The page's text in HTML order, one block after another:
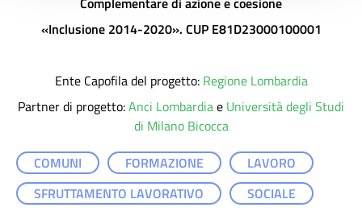
«Inclusione 2014-2020». CUP E81D23000100001
Ente Capofila del progetto: Regione Lombardia
Partner di progetto:Anci Lombardiae Università degli Studi
di Milano Bicocca
COMUNI
FORMAZIONE
LAVORO
SFRUTTAMENTO LAVORATIVO
SOCIALE